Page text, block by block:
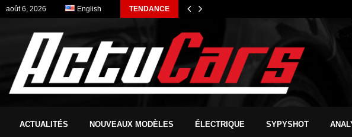
août 6, 2026 English TENDANCE
ACTUALITÉS NOUVEAUX MODÈLES ÉLECTRIQUE SYPYSHOT